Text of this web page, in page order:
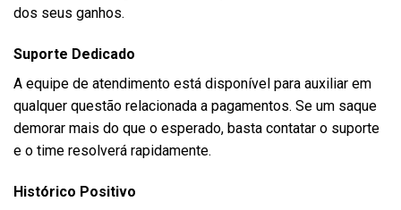
dos seus ganhos.
Suporte Dedicado
A equipe de atendimento está disponível para auxiliar em
qualquer questão relacionada a pagamentos. Se um saque
demorar mais do que o esperado, basta contatar o suporte
e o time resolverá rapidamente.
Histórico Positivo